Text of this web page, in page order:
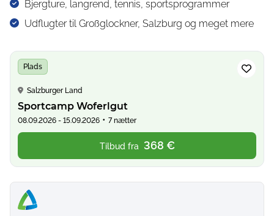
Bjergture, langrend, tennis, sportsprogrammer
Udflugter til Großglockner, Salzburg og meget mere
Plads
Salzburger Land
Sportcamp Woferlgut
08.09.2026 - 15.09.2026 • 7 nætter
Tilbud fra 368 €